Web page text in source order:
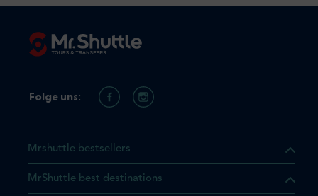
Mrshuttle bestsellers
MrShuttle best destinations
Folge uns: